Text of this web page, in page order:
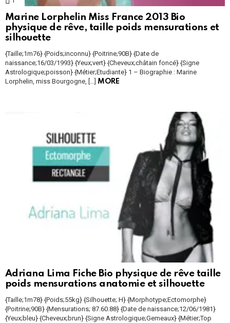
Marine Lorphelin Miss France 2013 Bio
physique de rêve, taille poids mensurations et
silhouette
{Taille;1m76} {Poids;inconnu} {Poitrine;90B} {Date de
naissance;16/03/1993} {Yeux;vert} {Cheveux;châtain foncé} {Signe
Astrologique;poisson} {Métier;Etudiante} 1 – Biographie : Marine
Lorphelin, miss Bourgogne, […] MORE
Adriana Lima Fiche Bio physique de rêve taille
poids mensurations anatomie et silhouette
{Taille;1m78} {Poids;55kg} {Silhouette; H} {Morphotype;Ectomorphe}
{Poitrine;90B} {Mensurations; 87.60.88} {Date de naissance;12/06/1981}
{Yeux;bleu} {Cheveux;brun} {Signe Astrologique;Gemeaux} {Métier;Top